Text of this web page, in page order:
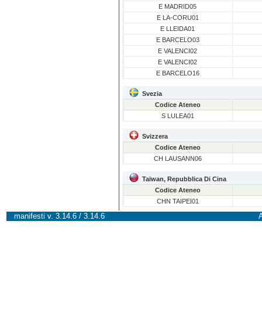
E MADRID05
E LA-CORU01
E LLEIDA01
E BARCELO03
E VALENCI02
E VALENCI02
E BARCELO16
Svezia
Codice Ateneo
S LULEA01
Svizzera
Codice Ateneo
CH LAUSANN06
Taiwan, Repubblica Di Cina
Codice Ateneo
CHN TAIPEI01
manifesti v. 3.14.6 / 3.14.6